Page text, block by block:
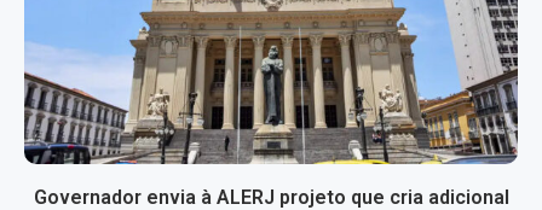
Governador envia à ALERJ projeto que cria adicional